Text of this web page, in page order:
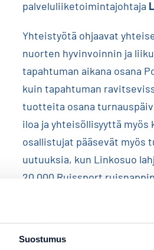
Suostumus
palveluliiketoimintajohtaja
Yhteistyötä ohjaavat
nuorten hyvinvoinnin ja
tapahtuman aikana osana
kuin tapahtuman
tuotteita osana
iloa ja yhteisöllisyyttä myös
osallistujat pääsevät myös
uutuuksia, kun Linkosuo
20 000 Ruissport
arvot sopivat täydellisesti
osallistujille ja vierailijoille